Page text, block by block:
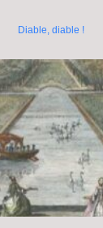
Diable, diable !